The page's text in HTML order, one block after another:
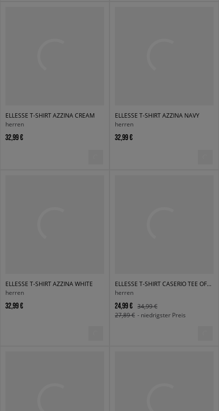
ELLESSE T-SHIRT AZZINA CREAM
herren
32,99 €
ELLESSE T-SHIRT AZZINA NAVY
herren
32,99 €
ELLESSE T-SHIRT AZZINA WHITE
herren
32,99 €
ELLESSE T-SHIRT CASERIO TEE OFF WHT
herren
24,99 €
34,99 €
27,89 € - niedrigster Preis